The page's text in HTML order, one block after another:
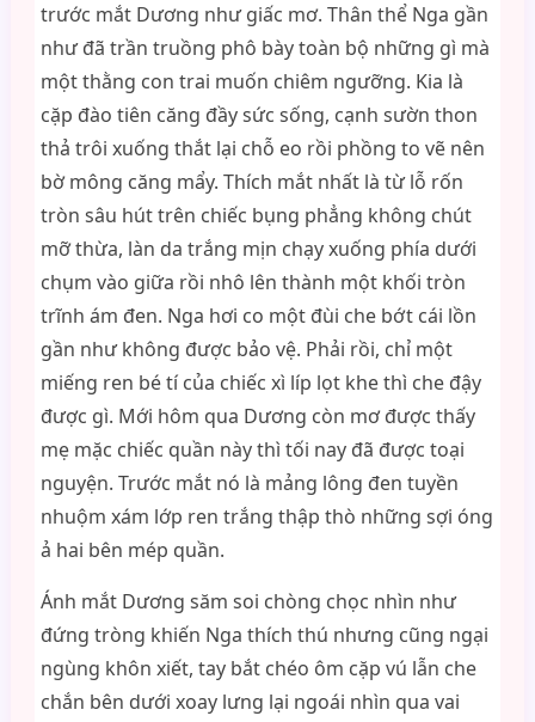
trước mắt Dương như giấc mơ. Thân thể Nga gần
như đã trần truồng phô bày toàn bộ những gì mà
một thằng con trai muốn chiêm ngưỡng. Kia là
cặp đào tiên căng đầy sức sống, cạnh sườn thon
thả trôi xuống thắt lại chỗ eo rồi phồng to vẽ nên
bờ mông căng mẩy. Thích mắt nhất là từ lỗ rốn
tròn sâu hút trên chiếc bụng phẳng không chút
mỡ thừa, làn da trắng mịn chạy xuống phía dưới
chụm vào giữa rồi nhô lên thành một khối tròn
trĩnh ám đen. Nga hơi co một đùi che bớt cái lồn
gần như không được bảo vệ. Phải rồi, chỉ một
miếng ren bé tí của chiếc xì líp lọt khe thì che đậy
được gì. Mới hôm qua Dương còn mơ được thấy
mẹ mặc chiếc quần này thì tối nay đã được toại
nguyện. Trước mắt nó là mảng lông đen tuyền
nhuộm xám lớp ren trắng thập thò những sợi óng
ả hai bên mép quần.
Ánh mắt Dương săm soi chòng chọc nhìn như
đứng tròng khiến Nga thích thú nhưng cũng ngại
ngùng khôn xiết, tay bắt chéo ôm cặp vú lẫn che
chắn bên dưới xoay lưng lại ngoái nhìn qua vai